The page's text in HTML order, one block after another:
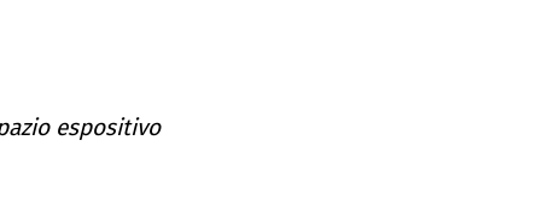
espositivo